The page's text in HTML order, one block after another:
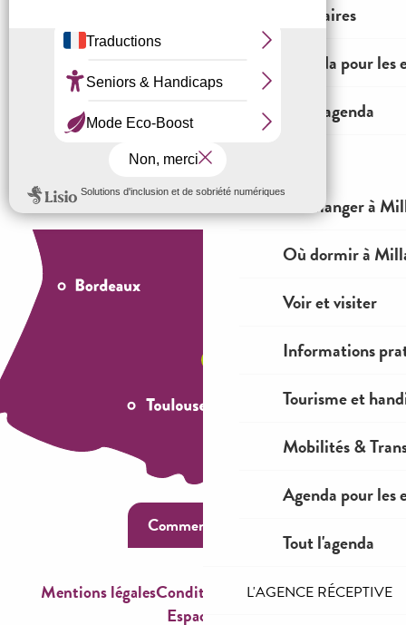
L'AGENCE RÉCEPTIVE
Itinéraires
Agenda pour
Tout l'agenda
Où manger à
Où dormir à
Voir et visiter
Informations
Tourisme et
Mobilités &
Agenda pour les
Tout l'agenda
Nous appeler
Comment venir ?
Mentions légalesConditions générales de ventes
Espace OT